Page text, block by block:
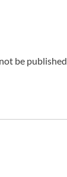
be published.